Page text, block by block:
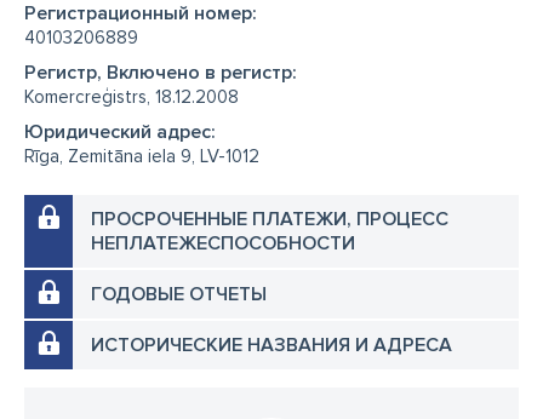
Регистрационный номер:
40103206889
Регистр, Включено в регистр:
Komercreģistrs, 18.12.2008
Юридический адрес:
Rīga, Zemitāna iela 9, LV-1012
ПРОСРОЧЕННЫЕ ПЛАТЕЖИ, ПРОЦЕСС
НЕПЛАТЕЖЕСПОСОБНОСТИ
ГОДОВЫЕ ОТЧЕТЫ
ИСТОРИЧЕСКИЕ НАЗВАНИЯ И АДРЕСА